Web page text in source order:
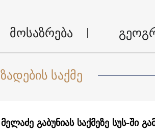
მოსაზრება
საქმე
გაბუნიას საქმეზე სუს-ში